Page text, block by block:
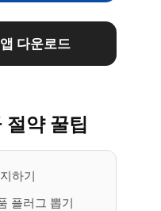
다운로드
절약 꿀팁
하기
플러그 뽑기